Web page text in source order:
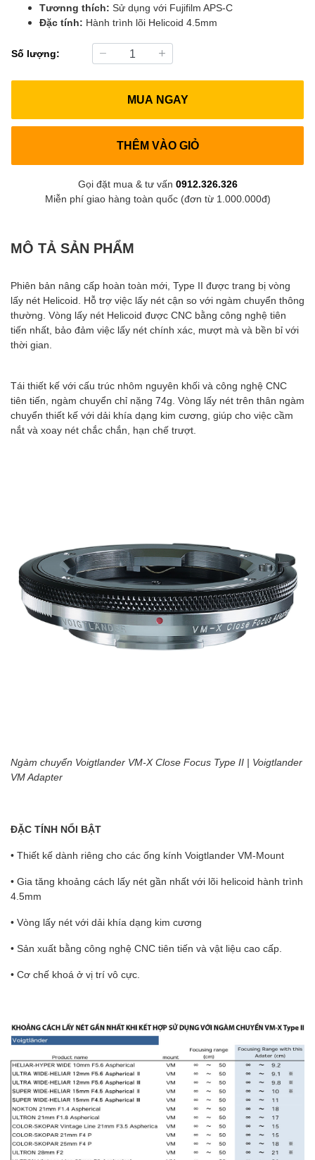
Tươnng thích: Sử dụng với Fujifilm APS-C
Đặc tính: Hành trình lõi Helicoid 4.5mm
Số lượng:
MUA NGAY
THÊM VÀO GIỎ
Gọi đặt mua & tư vấn 0912.326.326
Miễn phí giao hàng toàn quốc (đơn từ 1.000.000đ)
MÔ TẢ SẢN PHẨM
Phiên bản nâng cấp hoàn toàn mới, Type II được trang bị vòng
lấy nét Helicoid. Hỗ trợ việc lấy nét cận so với ngàm chuyển thông
thường. Vòng lấy nét Helicoid được CNC bằng công nghệ tiên
tiến nhất, bảo đảm việc lấy nét chính xác, mượt mà và bền bỉ với
thời gian.
Tái thiết kế với cấu trúc nhôm nguyên khối và công nghệ CNC
tiên tiến, ngàm chuyển chỉ nặng 74g. Vòng lấy nét trên thân ngàm
chuyển thiết kế với dải khía dạng kim cương, giúp cho việc cầm
nắt và xoay nét chắc chắn, hạn chế trượt.
Ngàm chuyển Voigtlander VM-X Close Focus Type II | Voigtlander
VM Adapter
ĐẶC TÍNH NỔI BẬT
• Thiết kế dành riêng cho các ống kính Voigtlander VM-Mount
• Gia tăng khoảng cách lấy nét gần nhất với lõi helicoid hành trình
4.5mm
• Vòng lấy nét với dải khía dạng kim cương
• Sản xuất bằng công nghệ CNC tiên tiến và vật liệu cao cấp.
• Cơ chế khoá ở vị trí vô cực.